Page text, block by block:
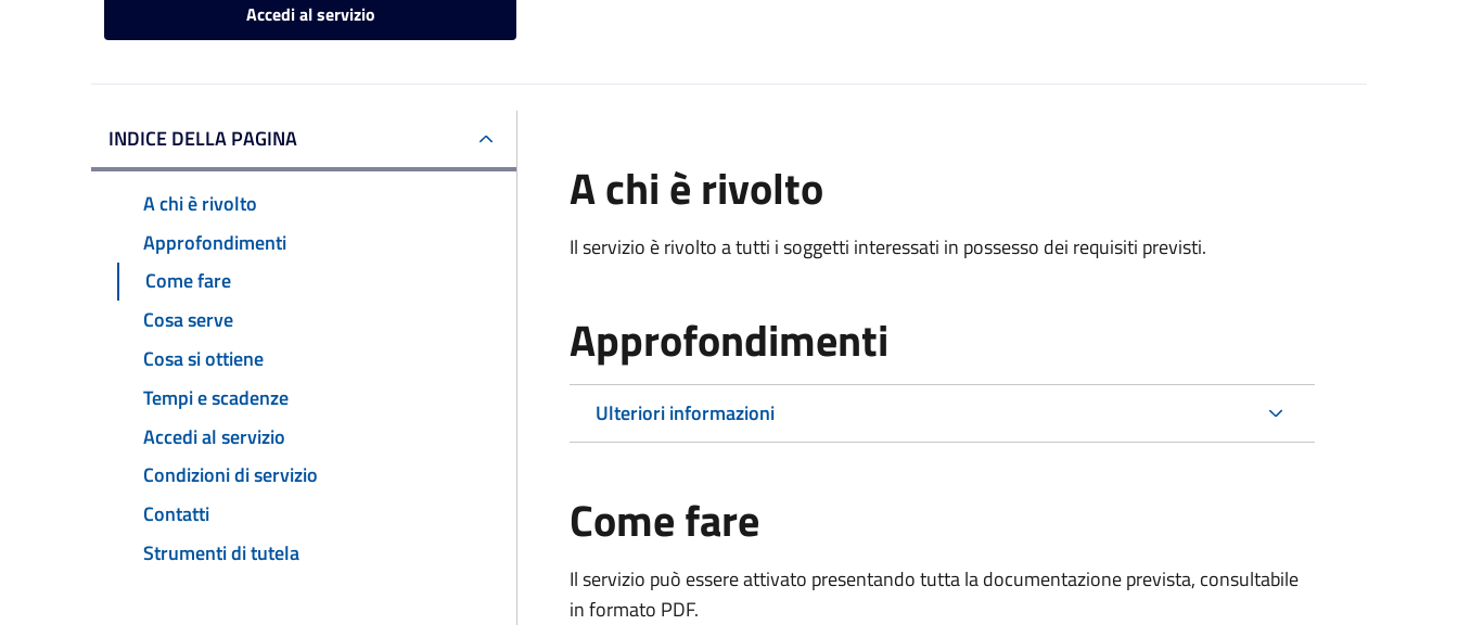
Accedi al servizio
INDICE DELLA PAGINA
A chi è rivolto
Approfondimenti
Come fare
Cosa serve
Cosa si ottiene
Tempi e scadenze
Accedi al servizio
Condizioni di servizio
Contatti
Strumenti di tutela
A chi è rivolto
Il servizio è rivolto a tutti i soggetti interessati in possesso dei requisiti previsti.
Approfondimenti
Ulteriori informazioni
Come fare
Il servizio può essere attivato presentando tutta la documentazione prevista, consultabile
in formato PDF.